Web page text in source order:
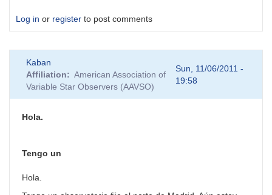
Log in or register to post comments
Kaban
Affiliation
American Association of
Variable Star Observers (AAVSO)
Sun, 11/06/2011 -
19:58
Hola.
Tengo un
Hola.